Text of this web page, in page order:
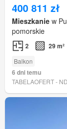
400 811 zł
Mieszkanie w
pomorskie
2 29 m²
Balkon
6 dni temu
TABELAOFERT -